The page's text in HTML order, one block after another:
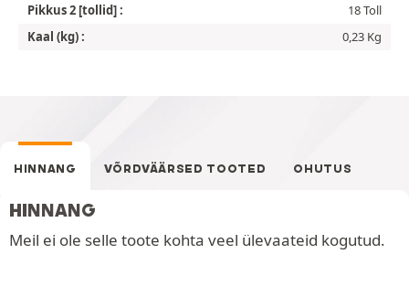
Pikkus 2 [tollid] :
18 Toll
Kaal (kg) :
0,23 Kg
HINNANG VÕRDVÄÄRSED TOOTED OHUTUS
HINNANG
Meil ei ole selle toote kohta veel ülevaateid kogutud.